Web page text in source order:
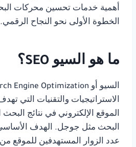
أهمية خدمات تحسين محركات
الخطوة الأولى نحو النجاح الرقمي.
ما هو السيو SEO؟
الاستراتيجيات والتقنيات التي
الموقع الإلكتروني في نتائج
البحث مثل جوجل. الهدف
عدد الزوار المستهدفين للموقع